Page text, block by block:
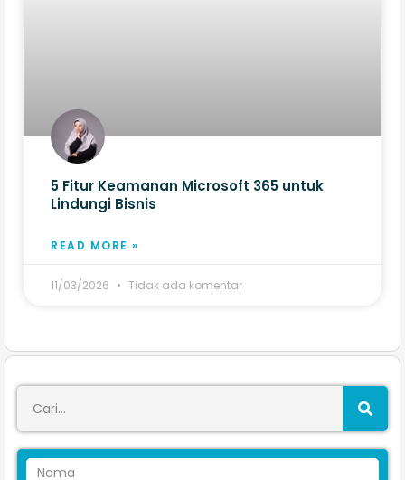
5 Fitur Keamanan Microsoft 365 untuk
Lindungi Bisnis
READ MORE »
11/03/2026 Tidak ada komentar